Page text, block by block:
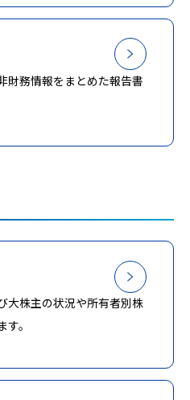
財務情報をまとめた報告書
大株主の状況や所有者別株
。